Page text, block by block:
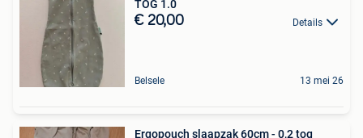
TOG 1.0
€ 20,00 Details
Belsele 13 mei 26
Ergopouch slaapzak 60cm - 0,2 tog